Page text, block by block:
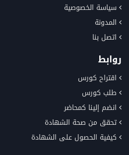
سياسة الخصوصية
المدونة
اتصل بنا
روابط
اقتراح كورس
طلب كورس
انضم إلينا كمحاضر
تحقق من صحة الشهادة
كيفية الحصول على الشهادة